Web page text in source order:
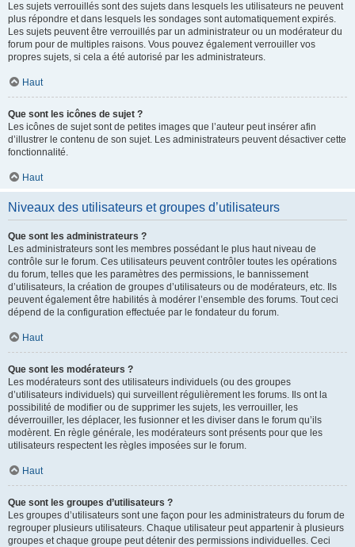
Les sujets verrouillés sont des sujets dans lesquels les utilisateurs ne peuvent
plus répondre et dans lesquels les sondages sont automatiquement expirés.
Les sujets peuvent être verrouillés par un administrateur ou un modérateur du
forum pour de multiples raisons. Vous pouvez également verrouiller vos
propres sujets, si cela a été autorisé par les administrateurs.
Haut
Que sont les icônes de sujet ?
Les icônes de sujet sont de petites images que l’auteur peut insérer afin
d’illustrer le contenu de son sujet. Les administrateurs peuvent désactiver cette
fonctionnalité.
Haut
Niveaux des utilisateurs et groupes d’utilisateurs
Que sont les administrateurs ?
Les administrateurs sont les membres possédant le plus haut niveau de
contrôle sur le forum. Ces utilisateurs peuvent contrôler toutes les opérations
du forum, telles que les paramètres des permissions, le bannissement
d’utilisateurs, la création de groupes d’utilisateurs ou de modérateurs, etc. Ils
peuvent également être habilités à modérer l’ensemble des forums. Tout ceci
dépend de la configuration effectuée par le fondateur du forum.
Haut
Que sont les modérateurs ?
Les modérateurs sont des utilisateurs individuels (ou des groupes
d’utilisateurs individuels) qui surveillent régulièrement les forums. Ils ont la
possibilité de modifier ou de supprimer les sujets, les verrouiller, les
déverrouiller, les déplacer, les fusionner et les diviser dans le forum qu’ils
modèrent. En règle générale, les modérateurs sont présents pour que les
utilisateurs respectent les règles imposées sur le forum.
Haut
Que sont les groupes d’utilisateurs ?
Les groupes d’utilisateurs sont une façon pour les administrateurs du forum de
regrouper plusieurs utilisateurs. Chaque utilisateur peut appartenir à plusieurs
groupes et chaque groupe peut détenir des permissions individuelles. Ceci